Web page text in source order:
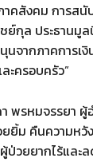
คสังคม การสนั
กุล ประธานมูล
นจากภาคการเ
ะครอบครัว”
พรหมจรรยา ผู้
ยิ้ม คืนความหวั
ผู้ป่วยยากไร้แล